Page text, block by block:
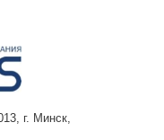
г. Минск,